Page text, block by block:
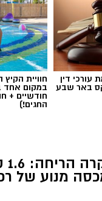
דין
באר שבע
חוויית
במקום אחד
חודשיים +
החגים!)
מנוע של